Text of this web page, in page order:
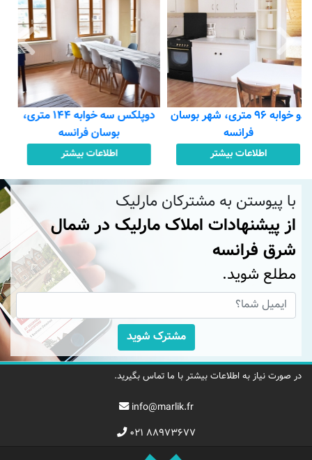
دوپلکس سه خوابه ۱۴۴ متری،
بوسان فرانسه
اطلاعات بیشتر
دو خوابه ۶۷ متری، شهر بوسان
فرانسه
اطلاعات بیشتر
با پیوستن به مشترکان مارلیک
از پیشنهادات املاک مارلیک در شمال
شرق فرانسه
مطلع شوید.
مشترک شوید
در صورت نیاز به اطلاعات بیشتر با ما تماس بگیرید.
info@marlik.fr
۰۲۱ ۸۸۹۷۳۶۷۷